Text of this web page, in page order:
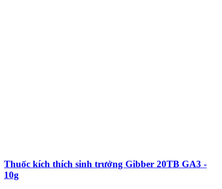
Thuốc kích thích sinh trưởng Gibber 20TB GA3 -
10g